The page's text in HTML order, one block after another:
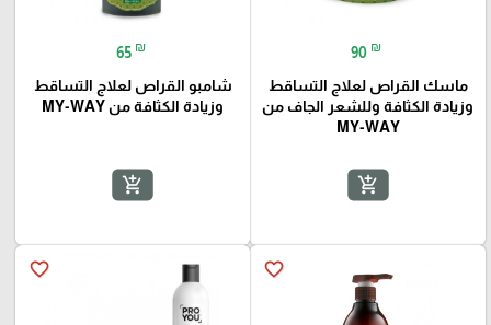
90 ₪
ماسك القراص لعلاج التساقط
وزيادة الكثافة وللشعر الجاف من
MY-WAY
add_shopping_cart
65 ₪
شامبو القراص لعلاج التساقط
وزيادة الكثافة من MY-WAY
add_shopping_cart
favorite_border
favorite_border